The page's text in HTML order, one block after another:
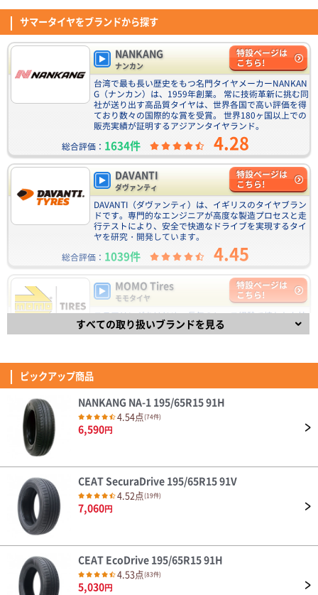
サマータイヤをブランドから探す
NANKANG
ナンカン
台湾で最も長い歴史をもつ名門タイヤメーカーNANKAN
G（ナンカン）は、1959年創業。 常に技術革新に挑む同
社が送り出す高品質タイヤは、世界各国で高い評価を得
ており数々の国際的な賞を受賞。 世界180ヶ国以上での
販売実績が証明するアジアンタイヤランド。
総合評価： 1634件 4.28
特設ページは
こちら!
DAVANTI
ダヴァンティ
DAVANTI（ダヴァンティ）は、イギリスのタイヤブラン
ドです。専門的なエンジニアが高度な製造プロセスと走
行テストにより、安全で快適なドライブを実現するタイ
ヤを研究・開発しています。
総合評価： 1039件 4.45
特設ページは
こちら!
MOMO Tires
モモタイヤ
ステアリングをはじめ、長年のレース経験で培われた技
術と経験を取り入れた自動車パーツで有名なイタリアの
ブランドMOMO(モモ)。
特設ページは
こちら!
FINALIST
ファイナリスト
FINALIST（ファイナリスト）は、【決勝進出者、最終選
考進出者】を意味し、スポーティなドライビングを楽し
めるタイヤです。
OTANI
オータニ
天然ゴム生産高No.1のタイで1964年に創業したブラン
を積極導入し、高品質なタイヤを世界120ヶ国以上で販
売しています。
総合評価：34件
すべての取り扱いブランドを見る
ピックアップ商品
DAVANTI ECOURA HP1 195/65R15 91H
4.40点(11件)
7,110円
NANKANG NA-1 195/65R15 91H
4.54点(74件)
6,590円
CEAT SecuraDrive 195/65R15 91V
4.52点(19件)
7,060円
CEAT EcoDrive 195/65R15 91H
4.53点 (83件)
5,030円
DAVANTI ECOURA HP1 195/65R15 91H
4.40点
NANKANG NA-1 195/65R15 91H
4.54点(74件)
6,590円
CEAT SecuraDrive 195/65R15 91V
4.52点(19件)
7,060円
CEAT EcoDrive 195/65R15 91H
4.53点(83件)
5,030円
側辺りからヒビが入り出したことです。 昨今の真夏の高温に紫外線量なら
仕方ないのかなと… ちなみにタイヤ側面は紫外線ガードのスプレーを塗布
しているので全然大丈夫でした。
(5.00点)Tさん
ENVOY MOTIVA UHP 255/35R20 97Y XL
装着して100キロ程走行しました。静粛性、乗り心地、ハンドリング性能も
想像以上に良かったです。4本購入し今回はフロントに245/35r20、リアに
255/35r20を履かせました。またサイドウォール骨格も2プライで、かなり
コスパは高いように感じます。
(4.50点)ノボルくんさん
DUNLOP DIREZZA DZ102 205/45R17 84W
9月の値上げ前に交換しました、コストパフォーマンスがとても良く面白い
タイヤではないかと思います
(5.00点)
ko0*******さん
ENVOY TORDERA H/T 225/60R18 104V XL
タイヤ交換して日は経ってませんが ドライ性能はいいと思います。 以前は
MICHELIN CROSSCLIMATE SUVを装着していましたが、あまり変わりなく
問題ないと思います。 ロードノイズに関しては若干気になるかなーとは思
いますが 概ね問題ありません。音楽をかけていれば気にならないかと。 耐
久性は分かりませんが、値段の安さを考えたら良い商品だと思います。
(4.42点)hir*******さん
ENVOY MOTIVA UHP 255/35R19 96Y XL
純正のPOTENZAランフラットがパンクし緊急で交換。 当然ステアリングは
軽い方向に変化したものの 空気圧を合わせていくと軽快さとしっとりした
乗り心地・グリップ感が快適に感じた。 新東名120km区間での追い越しや
峠道でも不安な場面は無かった。 ライフは不明だが、合計で十数万になる
純正タイヤに比べ価格もかなり安いため余裕を持った早めの交換を心掛けた
い。
(5.00点)jun5さん
DUNLOP DIREZZA DZ102 235/40R18 91W
交換して100Kほどで晴れの日にしか乗れていませんが、静粛性/乗り心地に
満足です。 同一ブランドの同じ銘柄の国内向けに比べ半額以下の価格で、
Verthandi VM-S27 15x6.0 45 114.3x5 MGR
安価でデザインも気に入りました。
(4.07点)ae8*******さん
ENVOY ATERNA 155/65R14 75T
耐久性はこれから。 見た目は良いよ
(4.57点) ひろさん
ZEETEX HP6000 ECO 205/45R17 88W XL
本日タイヤが届きましたので早速交換していただき走行してみましたが、ま
ず乗り出してすぐ感じたのが転がり抵抗がちょっとあるかなってのが第一印
象でした。 以前付けてたタイヤの時よりちょっと踏み込まないと前に進ま
ない感じでした。 それと高速走行時に少しロードノイズ音が聞こえるなっ
ても感じました。 乗り心地は抜群に良かったです。
(4.71点)cad*******さん
MOMO M-300 245/45R20.Z 103Y XL